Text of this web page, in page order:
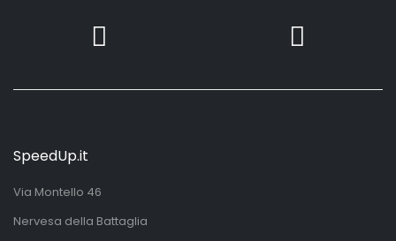
SpeedUp.it
Via Montello 46
Nervesa della Battaglia